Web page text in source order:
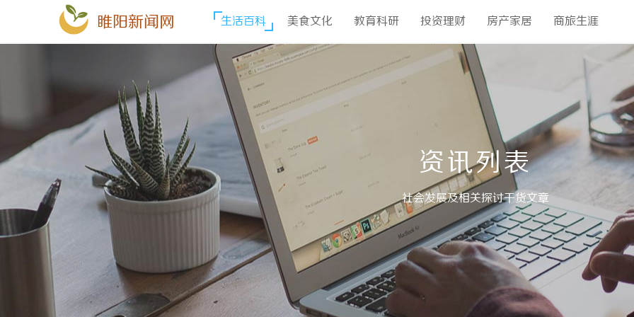
睢阳新闻网 生活百科 美食文化 教育科研 投资理财 房产家居 商旅生涯
资讯列表
社会发展及相关探讨干货文章